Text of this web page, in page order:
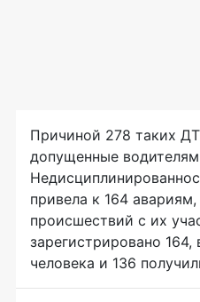
Причиной 278 таких
допущенные
привела к 164
происшествий с их
зарегистрировано 164,
человека и 136